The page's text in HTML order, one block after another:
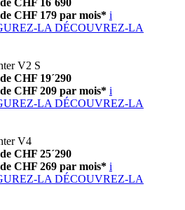
CHF 16´690
CHF 179 par mois* i
LA DÉCOUVREZ-LA
V2 S
CHF 19´290
CHF 209 par mois* i
LA DÉCOUVREZ-LA
V4
CHF 25´290
CHF 269 par mois* i
LA DÉCOUVREZ-LA